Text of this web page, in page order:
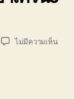
ไม่มีความเห็นบน